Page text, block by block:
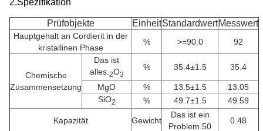
2.Spezifikation
Prüfobjekte EinheitStandardwertMesswert
Hauptgehalt an Cordierit in der
kristallinen Phase
% >=90.0 92
Chemische
Zusammensetzung
Das ist
alles. 2O3
% 35.4±1.5 35.4
MgO % 13.5±1.5
13.05
SiO2 % 49.7±1.5 49.59
Kapazität Gewicht
Das ist ein
Problem.50
0.48